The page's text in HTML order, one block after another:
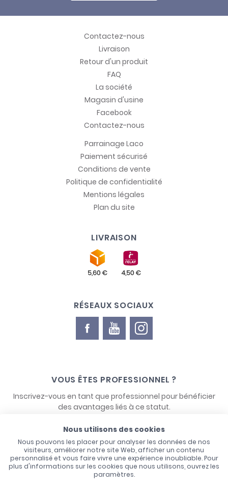
Contactez-nous
Livraison
Retour d'un produit
FAQ
La société
Magasin d'usine
Facebook
Contactez-nous
Parrainage Laco
Paiement sécurisé
Conditions de vente
Politique de confidentialité
Mentions légales
Plan du site
LIVRAISON
RÉSEAUX SOCIAUX
VOUS ÊTES PROFESSIONNEL ?
Inscrivez-vous en tant que professionnel pour bénéficier
des avantages liés à ce statut.
Nous utilisons des cookies
Nous pouvons les placer pour analyser les données de nos
visiteurs, améliorer notre site Web, afficher un contenu
personnalisé et vous faire vivre une expérience inoubliable. Pour
plus d'informations sur les cookies que nous utilisons, ouvrez les
paramètres.